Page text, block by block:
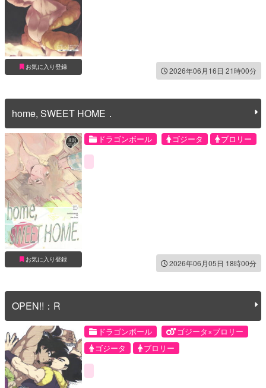
お気に入り登録 2026年06月16日 21時00分
home, SWEET HOME．
お気に入り登録
ドラゴンボール ゴジータ ブロリー
2026年06月05日 18時00分
OPEN!!：R
ドラゴンボール
ゴジータ×ブロリー
ゴジータ
ブロリー